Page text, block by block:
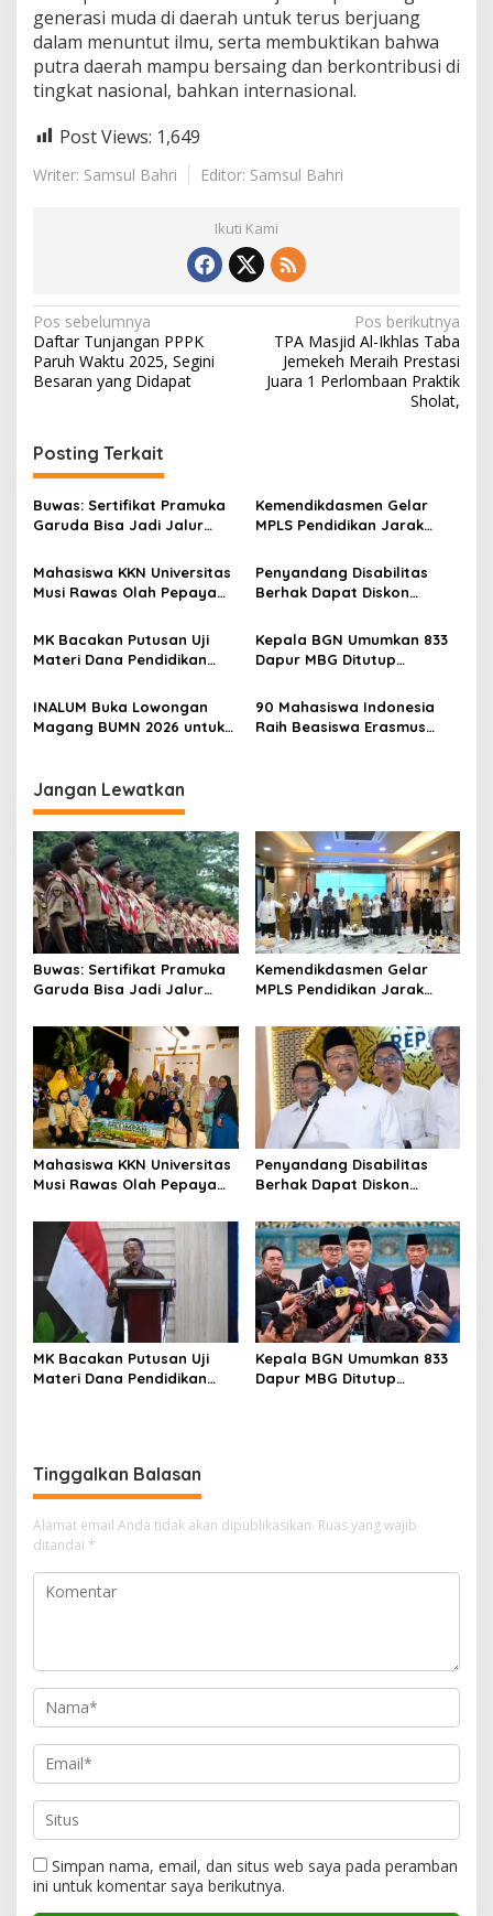
generasi muda di daerah untuk terus berjuang
dalam menuntut ilmu, serta membuktikan bahwa
putra daerah mampu bersaing dan berkontribusi di
tingkat nasional, bahkan internasional.
Post Views: 1,649
Writer: Samsul Bahri Editor: Samsul Bahri
Ikuti Kami
N
a
v
g
a
s
p
o
s
Pos sebelumnya
Daftar Tunjangan PPPK
Paruh Waktu 2025, Segini
Besaran yang Didapat
Pos berikutnya
TPA Masjid Al-Ikhlas Taba
Jemekeh Meraih Prestasi
Juara 1 Perlombaan Praktik
Sholat,
Posting Terkait
Buwas: Sertifikat Pramuka
Garuda Bisa Jadi Jalur
dan Perguruan Tinggi
Kemendikdasmen Gelar
MPLS Pendidikan Jarak
Kemandirian Belajar
Mahasiswa KKN Universitas
Musi Rawas Olah Pepaya
Jual Tinggi, Dorong UMKM
Desa Air Satan
Penyandang Disabilitas
Berhak Dapat Diskon
Biaya Sekolah dan Kuliah
MK Bacakan Putusan Uji
Materi Dana Pendidikan
Kemendikdasmen Tunggu
Implikasi Putusan
Kepala BGN Umumkan 833
Dapur MBG Ditutup
Operasional
INALUM Buka Lowongan
Magang BUMN 2026 untuk
90 Mahasiswa Indonesia
Raih Beasiswa Erasmus
Jangan Lewatkan
Buwas: Sertifikat Pramuka
Garuda Bisa Jadi Jalur
dan Perguruan Tinggi
Kemendikdasmen Gelar
MPLS Pendidikan Jarak
Kemandirian Belajar
Mahasiswa KKN Universitas
Musi Rawas Olah Pepaya
Jual Tinggi, Dorong UMKM
Desa Air Satan
Penyandang Disabilitas
Berhak Dapat Diskon
Biaya Sekolah dan Kuliah
MK Bacakan Putusan Uji
Materi Dana Pendidikan
Kepala BGN Umumkan 833
Dapur MBG Ditutup
Tinggalkan Balasan
Alamat email Anda tidak akan dipublikasikan. Ruas yang wajib
ditandai *
Simpan nama, email, dan situs web saya pada peramban
ini untuk komentar saya berikutnya.